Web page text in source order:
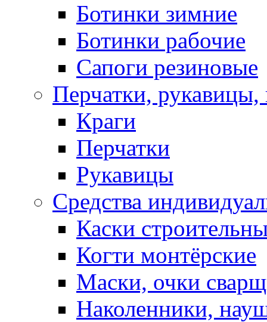
Ботинки зимние
Ботинки рабочие
Сапоги резиновые
Перчатки, рукавицы,
Краги
Перчатки
Рукавицы
Средства
Каски
Когти монтёрские
Маски, очки
Наколенники,